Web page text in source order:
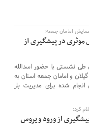
امامان جمعه:
روز گذشته نقش موثری در پیشگیری از
طی نشستی با حضور اسدالله
و امامان جمعه استان به
شده برای مدیریت بار
کرد:
از ورود ویروس